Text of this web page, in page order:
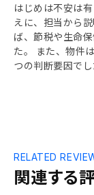
はじめは不安は
えに、担当から
ば、節税や生命
た。 また、物件
つの判断要因でし
関連する
RELATED